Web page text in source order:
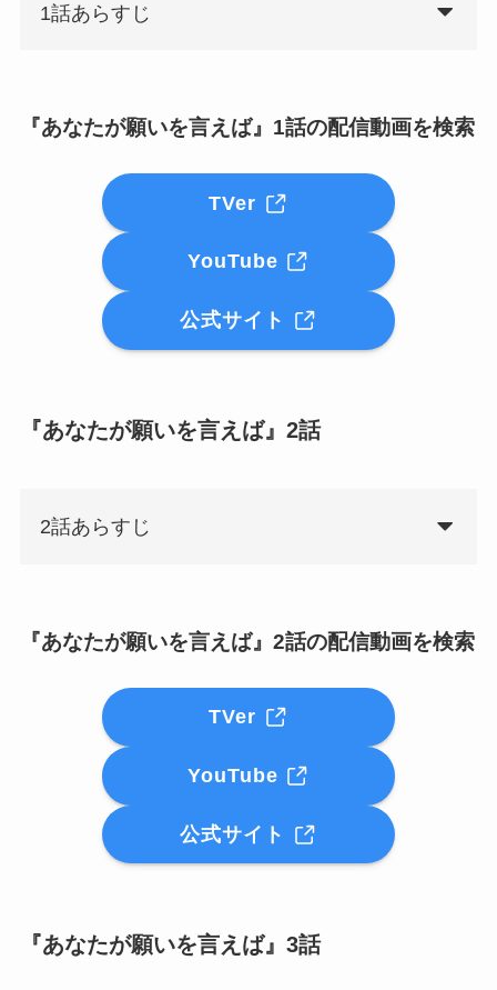
1話あらすじ
『あなたが願いを言えば』1話の配信動画を検索
TVer
YouTube
公式サイト
『あなたが願いを言えば』2話
2話あらすじ
『あなたが願いを言えば』2話の配信動画を検索
TVer
YouTube
公式サイト
『あなたが願いを言えば』3話